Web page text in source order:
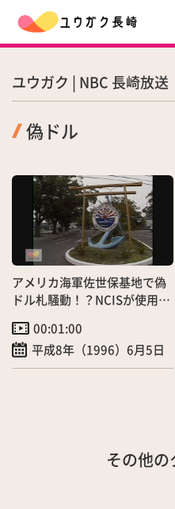
ユウガク | NBC 長崎放送
偽ドル
アメリカ海軍佐世保基地で偽
ドル札騒動！？NCISが使用禁
00:01:00
平成8年（1996）6月5日
その他の